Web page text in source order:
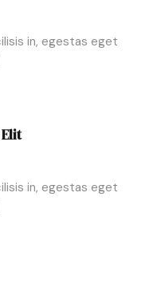
in, egestas eget
in, egestas eget